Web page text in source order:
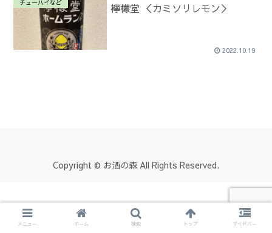
チューハイなど 檸檬堂 ＜カミソリレモン＞
2022.10.19
Copyright © お酒の森 All Rights Reserved.
メニュー ホーム 検索 トップ サイドバー